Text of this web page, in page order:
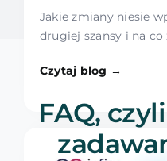
Jakie zmiany niesie
drugiej szansy i na
Czytaj blog →
FAQ,